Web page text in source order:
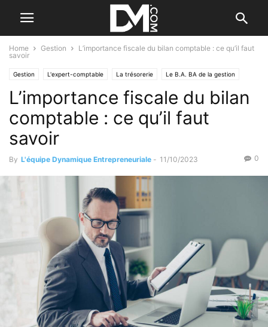
Home Gestion
L’importance fiscale du bilan comptable : ce qu’il faut
savoir
Gestion L'expert-comptable La trésorerie Le B.A. BA de la gestion
Les factures et registres Se former / Se faire accompagner
L’importance fiscale du bilan
comptable : ce qu’il faut
savoir
By L'équipe Dynamique Entrepreneuriale - 11/10/2023 0